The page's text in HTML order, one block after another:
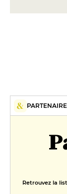
Retrouvez la